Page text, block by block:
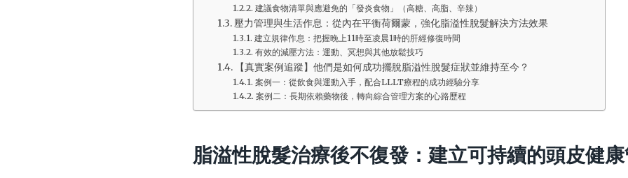
建議食物清單與應避免的「發炎食物」（高糖、高脂、辛辣）
壓力管理與生活作息：從內在平衡荷爾蒙，強化脂溢性脫髮解決方法效果
建立規律作息：把握晚上11時至凌晨1時的肝經修復時間
有效的減壓方法：運動、冥想與其他放鬆技巧
【真實案例追蹤】他們是如何成功擺脫脂溢性脫髮症狀並維持至今？
案例一：從飲食與運動入手，配合LLLT療程的成功經驗分享
案例二：長期依賴藥物後，轉向綜合管理方案的心路歷程
脂溢性脫髮治療後不復發：建立可持續的頭皮健